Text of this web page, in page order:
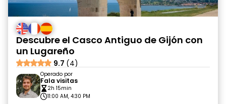
Descubre el Casco Antiguo de Gijón con
un Lugareño
9.7 (4)
Operado por
Fala visitas
2h 15min
11:00 AM, 4:30 PM